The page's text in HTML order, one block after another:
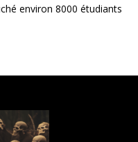
environ 8000 étudiants